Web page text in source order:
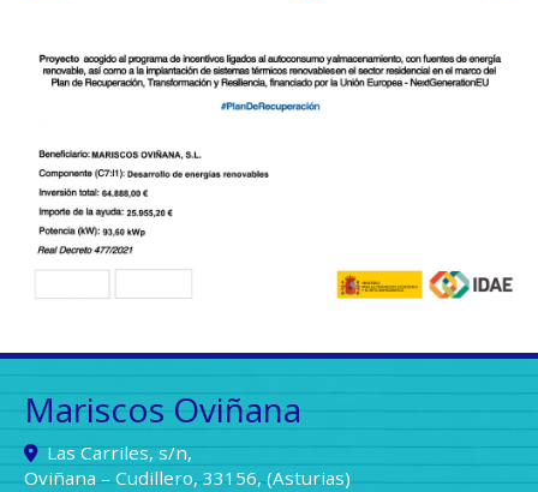
Mariscos Oviñana
Las Carriles, s/n,
Oviñana – Cudillero, 33156, (Asturias)